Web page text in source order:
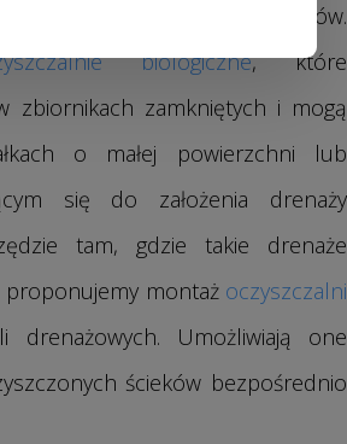
oczyszczalni ścieków.
biologiczne, które
zbiornikach zamkniętych i mogą
o małej powierzchni lub
się do założenia drenaży
tam, gdzie takie drenaże
proponujemy montaż oczyszczalni
drenażowych. Umożliwiają one
ścieków bezpośrednio